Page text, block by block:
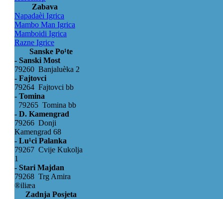
Zabava
Napadaèi Igrica
Mambo Man Igrica
Mamboidi Igrica
Razne Igrice
Sanske Po¹te
- Sanski Most
79260 Banjaluèka 2
- Fajtovci
79264 Fajtovci bb
- Tomina
79265 Tomina bb
- D. Kamengrad
79266 Donji
Kamengrad 68
- Lu¹ci Palanka
79267 Cvije Kukolja
1
- Stari Majdan
79268 Trg Amira
®iliæa
Zadnja Posjeta